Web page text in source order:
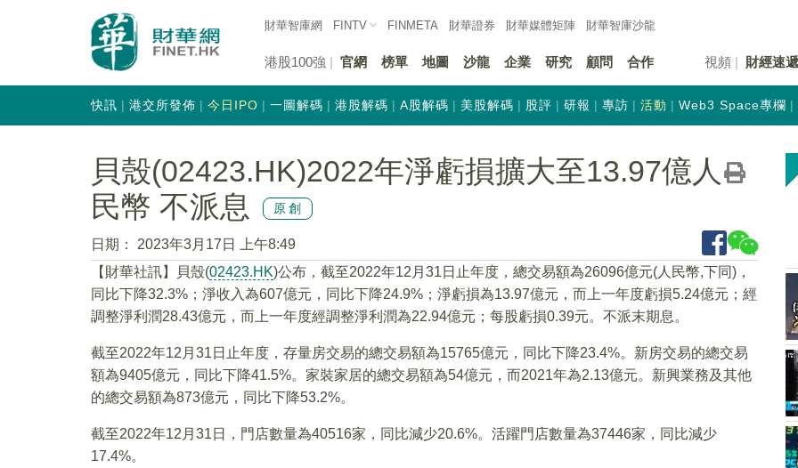
財華智庫網 FINTV FINMETA 財華證券 財華媒體矩陣 財華智庫沙龍
港股100強 官網 榜單 地圖 沙龍 企業 研究 顧問 合作 視頻 財經速遞
快訊 港交所發佈 今日IPO 一圖解碼 港股解碼 A股解碼 美股解碼 股評 研報 專訪 活動 Web3 Space專欄
貝殼(02423.HK)2022年淨虧損擴大至13.97億人
民幣 不派息
原創
日期：
2023年3月17日 上午8:49
【財華社訊】貝殼(02423.HK)公布，截至2022年12月31日止年度，總交易額為26096億元(人民幣,下同)，
同比下降32.3%；淨收入為607億元，同比下降24.9%；淨虧損為13.97億元，而上一年度虧損5.24億元；經
調整淨利潤28.43億元，而上一年度經調整淨利潤為22.94億元；每股虧損0.39元。不派末期息。
截至2022年12月31日止年度，存量房交易的總交易額為15765億元，同比下降23.4%。新房交易的總交易
額為9405億元，同比下降41.5%。家裝家居的總交易額為54億元，而2021年為2.13億元。新興業務及其他
的總交易額為873億元，同比下降53.2%。
截至2022年12月31日，門店數量為40516家，同比減少20.6%。活躍門店數量為37446家，同比減少
17.4%。